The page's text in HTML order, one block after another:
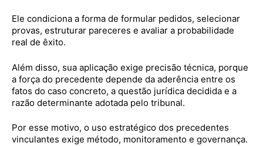
Ele condiciona a forma de formular pedidos, selecionar
provas, estruturar pareceres e avaliar a probabilidade
real de êxito.
Além disso, sua aplicação exige precisão técnica, porque
a força do precedente depende da aderência entre os
fatos do caso concreto, a questão jurídica decidida e a
razão determinante adotada pelo tribunal.
Por esse motivo, o uso estratégico dos precedentes
vinculantes exige método, monitoramento e governança.